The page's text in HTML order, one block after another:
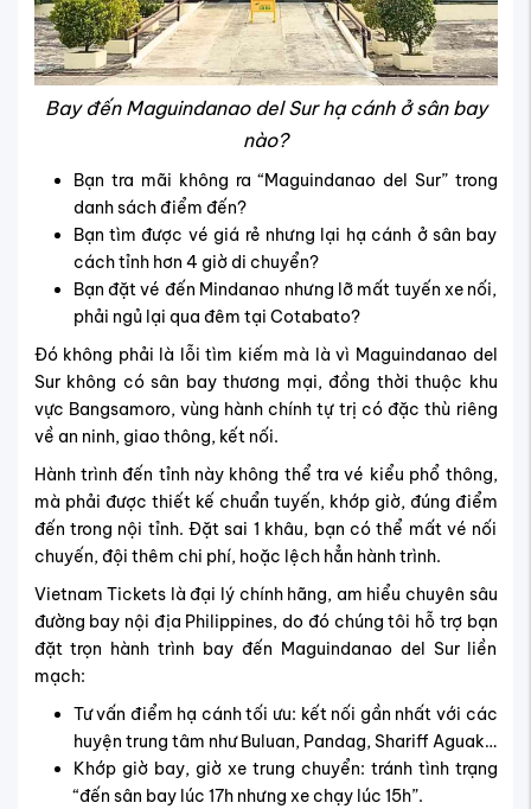
Bay đến Maguindanao del Sur hạ cánh ở sân bay
nào?
Bạn tra mãi không ra “Maguindanao del Sur” trong
danh sách điểm đến?
Bạn tìm được vé giá rẻ nhưng lại hạ cánh ở sân bay
cách tỉnh hơn 4 giờ di chuyển?
Bạn đặt vé đến Mindanao nhưng lỡ mất tuyến xe nối,
phải ngủ lại qua đêm tại Cotabato?
Đó không phải là lỗi tìm kiếm mà là vì Maguindanao del
Sur không có sân bay thương mại, đồng thời thuộc khu
vực Bangsamoro, vùng hành chính tự trị có đặc thù riêng
về an ninh, giao thông, kết nối.
Hành trình đến tỉnh này không thể tra vé kiểu phổ thông,
mà phải được thiết kế chuẩn tuyến, khớp giờ, đúng điểm
đến trong nội tỉnh. Đặt sai 1 khâu, bạn có thể mất vé nối
chuyến, đội thêm chi phí, hoặc lệch hẳn hành trình.
Vietnam Tickets là đại lý chính hãng, am hiểu chuyên sâu
đường bay nội địa Philippines, do đó chúng tôi hỗ trợ bạn
đặt trọn hành trình bay đến Maguindanao del Sur liền
mạch:
Tư vấn điểm hạ cánh tối ưu: kết nối gần nhất với các
huyện trung tâm như Buluan, Pandag, Shariff Aguak…
Khớp giờ bay, giờ xe trung chuyển: tránh tình trạng
“đến sân bay lúc 17h nhưng xe chạy lúc 15h”.